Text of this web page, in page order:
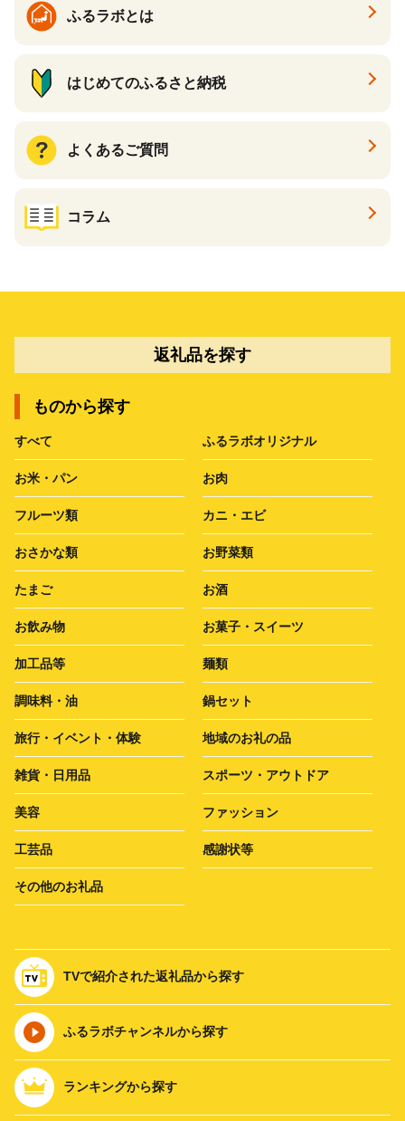
ふるラボとは
はじめてのふるさと納税
よくあるご質問
コラム
返礼品を探す
ものから探す
すべて ふるラボオリジナル
お米・パン お肉
フルーツ類 カニ・エビ
おさかな類 お野菜類
たまご お酒
お飲み物 お菓子・スイーツ
加工品等 麺類
調味料・油 鍋セット
旅行・イベント・体験 地域のお礼の品
雑貨・日用品 スポーツ・アウトドア
美容 ファッション
工芸品 感謝状等
その他のお礼品
TVで紹介された返礼品から探す
ふるラボチャンネルから探す
ランキングから探す